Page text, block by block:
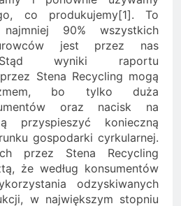
co produkujemy[1]. To
90% wszystkich
jest przez nas
Stąd wyniki raportu
Stena Recycling mogą
bo tylko duża
oraz nacisk na
przyspieszyć konieczną
gospodarki cyrkularnej.
przez Stena Recycling
że według konsumentów
odzyskiwanych
w największym stopniu